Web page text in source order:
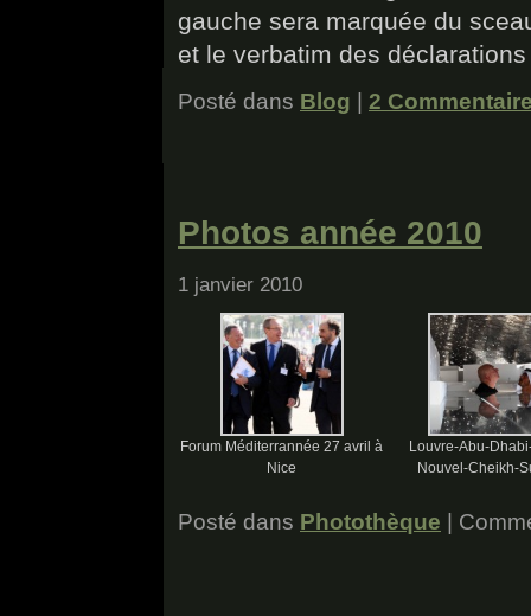
gauche sera marquée du
et le verbatim des
Posté dans Blog | 2
Photos année 2010
1 janvier 2010
Forum Méditerrannée 27 avril à
Nice
Louvre-Abu-
Nouvel-Cheikh-
Posté dans Photothèque |